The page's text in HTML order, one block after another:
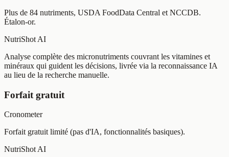
Plus de 84 nutriments, USDA FoodData Central et NCCDB.
Étalon-or.
NutriShot AI
Analyse complète des micronutriments couvrant les vitamines et
minéraux qui guident les décisions, livrée via la reconnaissance IA
au lieu de la recherche manuelle.
Forfait gratuit
Cronometer
Forfait gratuit limité (pas d'IA, fonctionnalités basiques).
NutriShot AI